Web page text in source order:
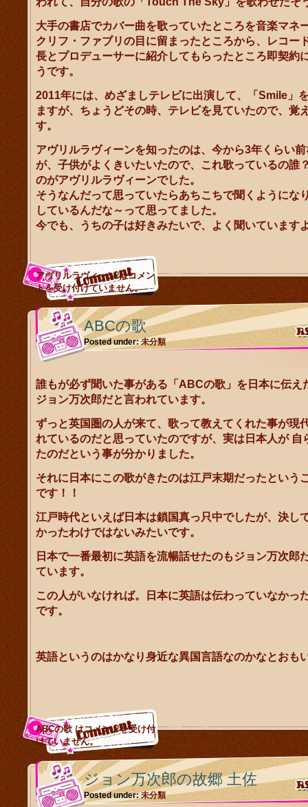
大手の書店でカバー曲を歌っていたところを音楽マネ
クリフ・ファブリの目に留まったところから、レコー
長とプロデューサーに紹介してもらったところ即契約
うです。
2011年には、めざましテレビに出演して、「Smile」
ますが、ちょうどその時、テレビを見ていたので、覚
す。
アヴリルラヴィーンを知ったのは、今から3年くらい
が、子供がよくきいたいたので、これ歌っているの誰
のがアヴリルラヴィーンでした。
そうなんだって思っていたらあちこちで聞くようにな
しているんだな～って思ってました。
今でも、うちの子は好きみたいで、よく聞いています
アヴリルラヴィーン はコメン
トを受け付けていません。
ABCの歌
Posted under:未分類
誰もが必ず聞いた事がある「ABCの歌」を日本に伝え
ジョン万次郎だと言われています。
ずっと英国圏の人が来て、歌って教えてくれた事が現
れているのだと思っていたのですが、実は日本人が 自
たのだという事が分かりました。
それに日本にこの歌がきたのは江戸末期だったという
です！！
江戸時代といえば日本は鎖国真っ只中でしたが、決し
かったわけではないみたいです。
日本で一番最初に英語を流暢話せたのもジョン万次郎
ています。
この人がいなければ。日本に英語は伝わっていなかっ
です。
英語というのはかなり身近な異国言語なのかなとおも
ABCの歌 はコメントを受け付
けていません。
ジョン万次郎の故郷 土佐
Posted under:未分類